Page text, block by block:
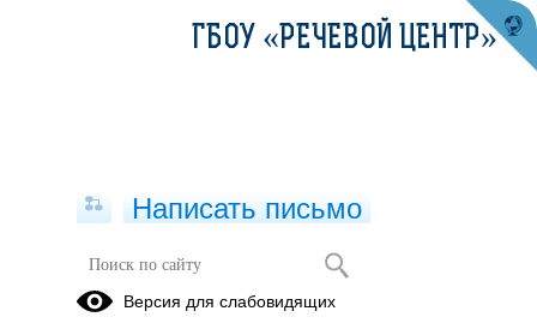
Учитель
Степанова
ГБОУ «РЕЧЕВОЙ ЦЕНТР»
Написать письмо
Версия для слабовидящих